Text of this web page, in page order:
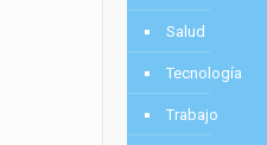
Salud
Tecnología
Trabajo